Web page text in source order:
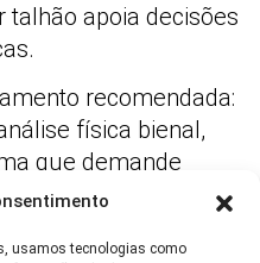
usamos tecnologias como
talhão apoia decisões
recomendada:
física bienal,
que demande
comparativos de